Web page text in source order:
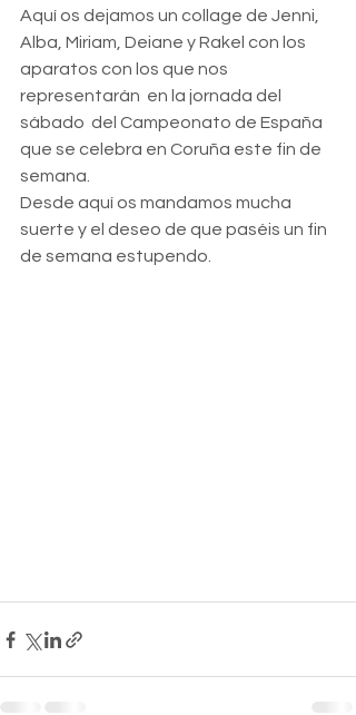
Aquí os dejamos un collage de Jenni,
Alba, Miriam, Deiane y Rakel con los
aparatos con los que nos
representarán  en la jornada del
sábado  del Campeonato de España
que se celebra en Coruña este fin de
semana.
Desde aquí os mandamos mucha
suerte y el deseo de que paséis un fin
de semana estupendo.